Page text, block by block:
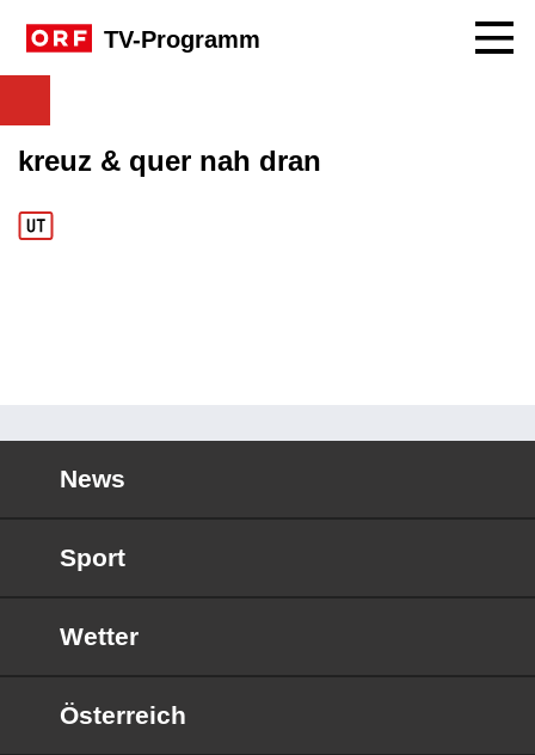
TV-Programm
kreuz & quer nah dran
News
Sport
Wetter
Österreich